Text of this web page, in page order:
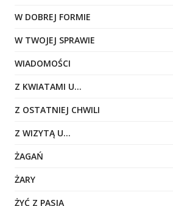
W DOBREJ FORMIE
W TWOJEJ SPRAWIE
WIADOMOŚCI
Z KWIATAMI U…
Z OSTATNIEJ CHWILI
Z WIZYTĄ U…
ŻAGAŃ
ŻARY
ŻYĆ Z PASJĄ